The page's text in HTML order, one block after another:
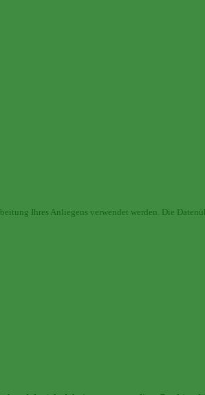
Ihres Anliegens verwendet werden. Die